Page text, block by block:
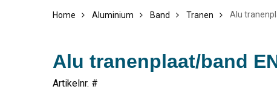
Home Aluminium Band Tranen Alu
Alu tranenplaat/band
Artikelnr. #